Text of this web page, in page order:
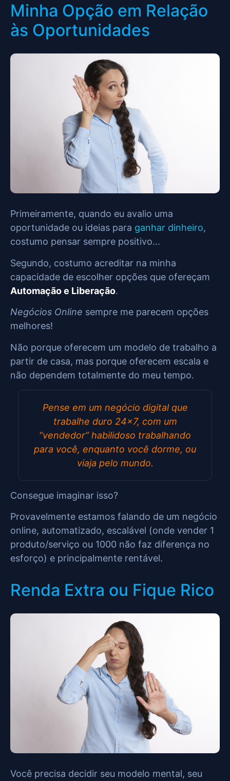
Minha Opção em Relação
às Oportunidades
Primeiramente, quando eu avalio uma
oportunidade ou ideias para ganhar dinheiro,
costumo pensar sempre positivo…
Segundo, costumo acreditar na minha
capacidade de escolher opções que ofereçam
Automação e Liberação.
Negócios Online sempre me parecem opções
melhores!
Não porque oferecem um modelo de trabalho a
partir de casa, mas porque oferecem escala e
não dependem totalmente do meu tempo.
Pense em um negócio digital que
trabalhe duro 24×7, com um
“vendedor” habilidoso trabalhando
para você, enquanto você dorme, ou
viaja pelo mundo.
Consegue imaginar isso?
Provavelmente estamos falando de um negócio
online, automatizado, escalável (onde vender 1
produto/serviço ou 1000 não faz diferença no
esforço) e principalmente rentável.
Renda Extra ou Fique Rico
Você precisa decidir seu modelo mental, seu